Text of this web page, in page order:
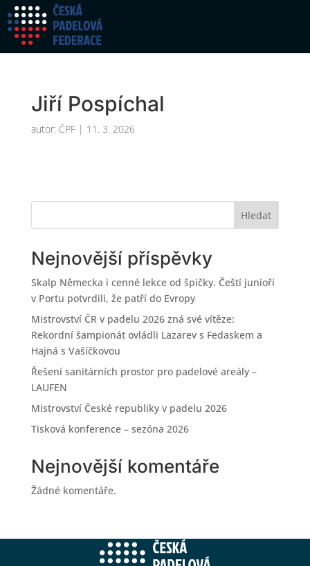
Jiří Pospíchal
autor: ČPF| 11. 3. 2026
Hledat
Nejnovější příspěvky
Skalp Německa i cenné lekce od špičky. Čeští junioři
v Portu potvrdili, že patří do Evropy
Mistrovství ČR v padelu 2026 zná své vítěze:
Rekordní šampionát ovládli Lazarev s Fedaskem a
Hajná s Vašíčkovou
Řešení sanitárních prostor pro padelové areály –
LAUFEN
Mistrovství České republiky v padelu 2026
Tisková konference – sezóna 2026
Nejnovější komentáře
Žádné komentáře.